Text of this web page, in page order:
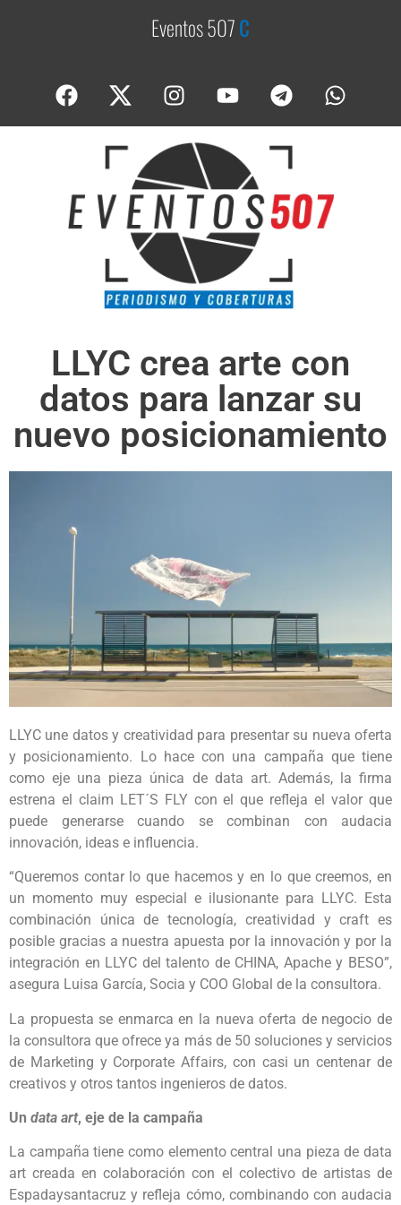
Eventos 507Cob
LLYC crea arte con
datos para lanzar su
nuevo posicionamiento
LLYC une datos y creatividad para presentar su nueva oferta
y posicionamiento. Lo hace con una campaña que tiene
como eje una pieza única de data art. Además, la firma
estrena el claim LET´S FLY con el que refleja el valor que
puede generarse cuando se combinan con audacia
innovación, ideas e influencia.
“Queremos contar lo que hacemos y en lo que creemos, en
un momento muy especial e ilusionante para LLYC. Esta
combinación única de tecnología, creatividad y craft es
posible gracias a nuestra apuesta por la innovación y por la
integración en LLYC del talento de CHINA, Apache y BESO”,
asegura Luisa García, Socia y COO Global de la consultora.
La propuesta se enmarca en la nueva oferta de negocio de
la consultora que ofrece ya más de 50 soluciones y servicios
de Marketing y Corporate Affairs, con casi un centenar de
creativos y otros tantos ingenieros de datos.
Un data art, eje de la campaña
La campaña tiene como elemento central una pieza de data
art creada en colaboración con el colectivo de artistas de
Espadaysantacruz y refleja cómo, combinando con audacia